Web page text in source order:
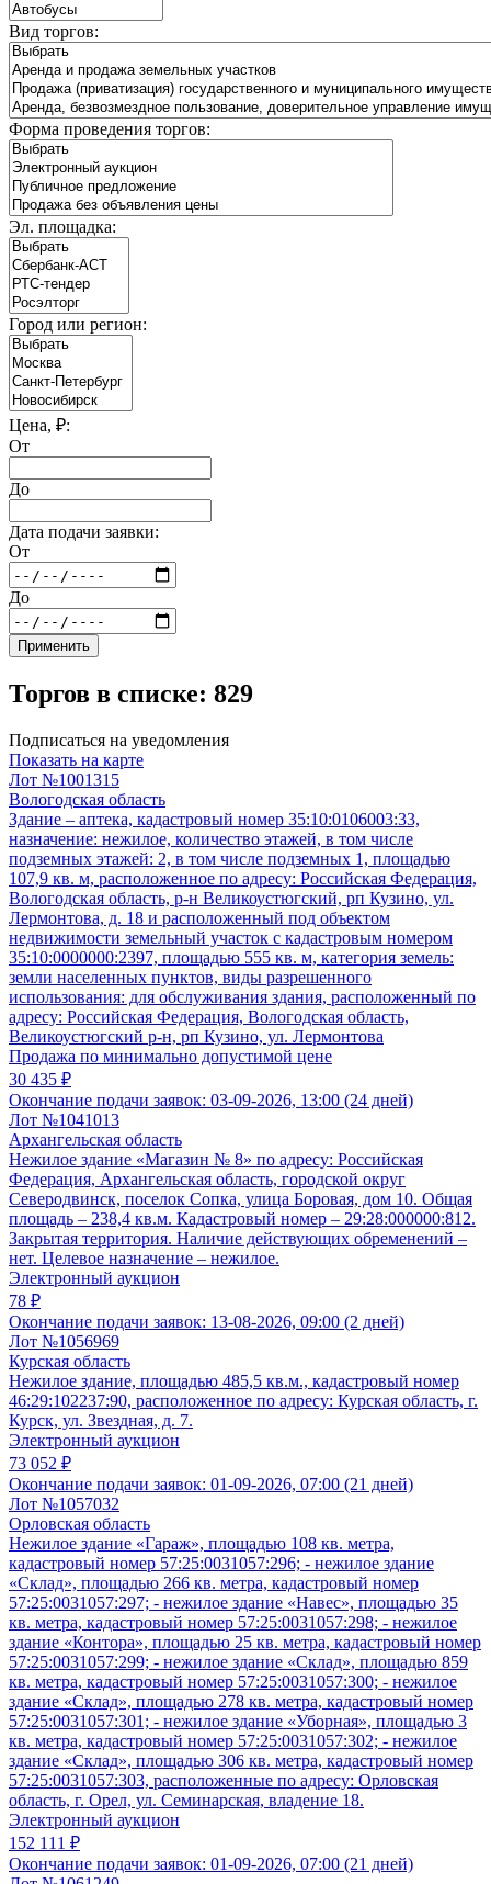
Вид торгов:
Форма проведения торгов:
Эл. площадка:
Город или регион:
Цена, ₽:
От
До
Дата подачи заявки:
От
До
Применить
Торгов в списке: 829
Подписаться на уведомления
Показать на карте
Лот №1001315
Вологодская область
Здание – аптека, кадастровый номер 35:10:0106003:33,
назначение: нежилое, количество этажей, в том числе
подземных этажей: 2, в том числе подземных 1, площадью
107,9 кв. м, расположенное по адресу: Российская Федерация,
Вологодская область, р-н Великоустюгский, рп Кузино, ул.
Лермонтова, д. 18 и расположенный под объектом
недвижимости земельный участок с кадастровым номером
35:10:0000000:2397, площадью 555 кв. м, категория земель:
земли населенных пунктов, виды разрешенного
использования: для обслуживания здания, расположенный по
адресу: Российская Федерация, Вологодская область,
Великоустюгский р-н, рп Кузино, ул. Лермонтова
Продажа по минимально допустимой цене
30 435 ₽
Окончание подачи заявок: 03-09-2026, 13:00 (24 дней)
Лот №1041013
Архангельская область
Нежилое здание «Магазин № 8» по адресу: Российская
Федерация, Архангельская область, городской округ
Северодвинск, поселок Сопка, улица Боровая, дом 10. Общая
площадь – 238,4 кв.м. Кадастровый номер – 29:28:000000:812.
Закрытая территория. Наличие действующих обременений –
нет. Целевое назначение – нежилое.
Электронный аукцион
78 ₽
Окончание подачи заявок: 13-08-2026, 09:00 (2 дней)
Лот №1056969
Курская область
Нежилое здание, площадью 485,5 кв.м., кадастровый номер
46:29:102237:90, расположенное по адресу: Курская область, г.
Курск, ул. Звездная, д. 7.
Электронный аукцион
73 052 ₽
Окончание подачи заявок: 01-09-2026, 07:00 (21 дней)
Лот №1057032
Орловская область
Нежилое здание «Гараж», площадью 108 кв. метра,
кадастровый номер 57:25:0031057:296; - нежилое здание
«Склад», площадью 266 кв. метра, кадастровый номер
57:25:0031057:297; - нежилое здание «Навес», площадью 35
кв. метра, кадастровый номер 57:25:0031057:298; - нежилое
здание «Контора», площадью 25 кв. метра, кадастровый номер
57:25:0031057:299; - нежилое здание «Склад», площадью 859
кв. метра, кадастровый номер 57:25:0031057:300; - нежилое
здание «Склад», площадью 278 кв. метра, кадастровый номер
57:25:0031057:301; - нежилое здание «Уборная», площадью 3
кв. метра, кадастровый номер 57:25:0031057:302; - нежилое
здание «Склад», площадью 306 кв. метра, кадастровый номер
57:25:0031057:303, расположенные по адресу: Орловская
область, г. Орел, ул. Семинарская, владение 18.
Электронный аукцион
152 111 ₽
Окончание подачи заявок: 01-09-2026, 07:00 (21 дней)